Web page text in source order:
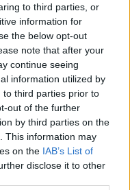
to third parties, or
information for
the below opt-out
note that after your
continue seeing
information utilized by
to third parties prior to
out of the further
by third parties on the
This information may
on the IAB’s List of
disclose it to other